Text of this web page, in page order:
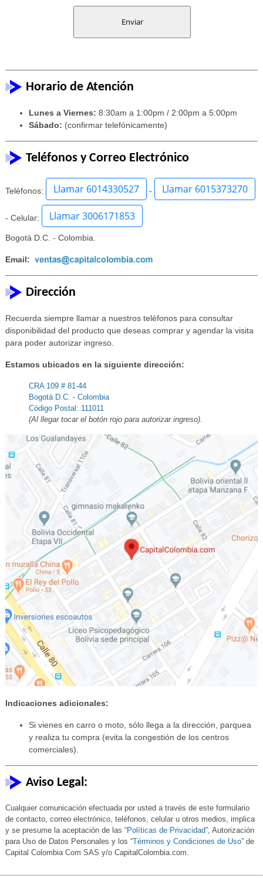
Horario de Atención
Lunes a Viernes: 8:30am a 1:00pm / 2:00pm a 5:00pm
Sábado: (confirmar telefónicamente)
Teléfonos y Correo Electrónico
Teléfonos: Llamar 6014330527 - Llamar 6015373270
- Celular: Llamar 3006171853
Bogotá D.C. - Colombia.
Email:
Dirección
Recuerda siempre llamar a nuestros teléfonos para consultar
disponibilidad del producto que deseas comprar y agendar la visita
para poder autorizar ingreso.
Estamos ubicados en la siguiente dirección:
CRA 109 # 81-44
Bogotá D.C. - Colombia
Código Postal: 111011
(Al llegar tocar el botón rojo para autorizar ingreso).
Indicaciones adicionales:
Si vienes en carro o moto, sólo llega a la dirección, parquea
y realiza tu compra (evita la congestión de los centros
comerciales).
Aviso Legal:
Cualquier comunicación efectuada por usted a través de este formulario
de contacto, correo electrónico, teléfonos, celular u otros medios, implica
y se presume la aceptación de las “Políticas de Privacidad”, Autorización
para Uso de Datos Personales y los “Términos y Condiciones de Uso” de
Capital Colombia Com SAS y/o CapitalColombia.com.